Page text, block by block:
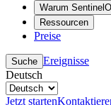
Warum
Ressourcen
Preise
Suche Ereignisse
Deutsch
Jetzt starten